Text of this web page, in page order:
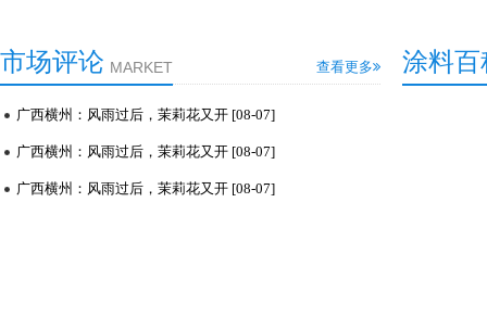
市场评论 MARKET 查看更多
广西横州：风雨过后，茉莉花又开 [08-07]
广西横州：风雨过后，茉莉花又开 [08-07]
广西横州：风雨过后，茉莉花又开 [08-07]
涂料百